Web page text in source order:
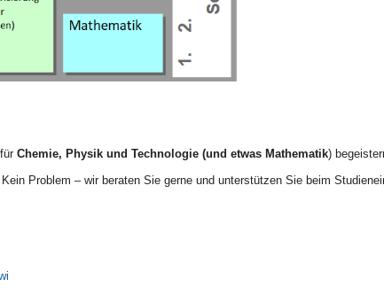
Chemie, Physik und Technologie (und etwas Mathematik)
Problem – wir beraten Sie gerne und unterstützen Sie beim